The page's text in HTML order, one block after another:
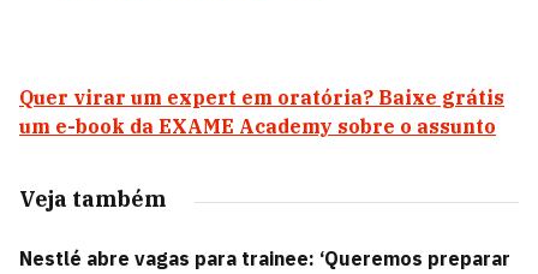
Quer virar um expert em oratória? Baixe grátis
um e-book da EXAME Academy sobre o assunto
Veja também
Nestlé abre vagas para trainee: ‘Queremos preparar